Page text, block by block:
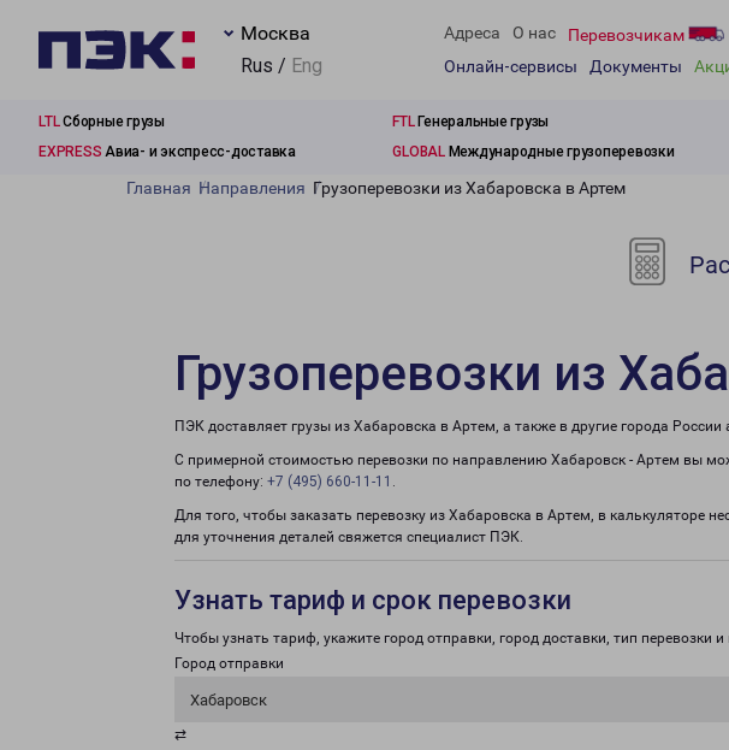
Москва
Rus / Eng
Адреса О нас Перевозчикам
Онлайн-сервисы
Документы
LTLСборные грузы FTLГенеральные грузы
EXPRESS Авиа- и экспресс-доставка GLOBALМеждународные грузоперевозки
Главная Направления Грузоперевозки из Хабаровска в Артем
Грузоперевозки из
ПЭК доставляет грузы из Хабаровска в Артем, а также в другие города
С примерной стоимостью перевозки по направлению Хабаровск - Артем вы
по телефону: +7 (495) 660-11-11 .
Для того, чтобы заказать перевозку из Хабаровска в Артем, в калькуляторе
для уточнения деталей свяжется специалист ПЭК.
Узнать тариф и срок перевозки
Чтобы узнать тариф, укажите город отправки, город доставки, тип перевозки и
Город отправки
Хабаровск
⇄